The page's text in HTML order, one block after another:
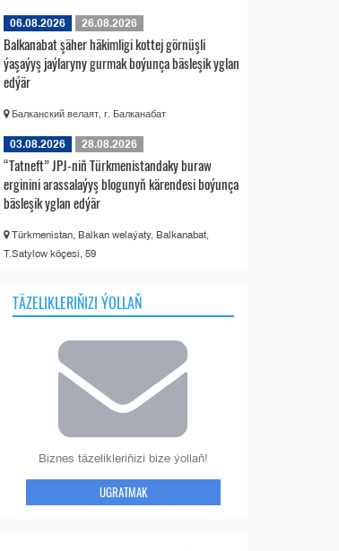
06.08.2026 26.08.2026
Balkanabat şäher häkimligi kottej görnüşli
ýaşaýyş jaýlaryny gurmak boýunça bäsleşik yglan
edýär
Балканский велаят, г. Балканабат
03.08.2026 28.08.2026
“Tatneft” JPJ-niň Türkmenistandaky buraw
erginini arassalaýyş blogunyň kärendesi boýunça
bäsleşik yglan edýär
Türkmenistan, Balkan welaýaty, Balkanabat,
T.Satylow köçesi, 59
TÄZELIKLERIŇIZI ÝOLLAŇ
Biznes täzelikleriňizi bize ýollaň!
UGRATMAK